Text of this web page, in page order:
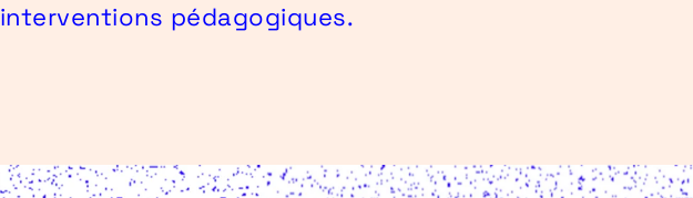
interventions pédagogiques.